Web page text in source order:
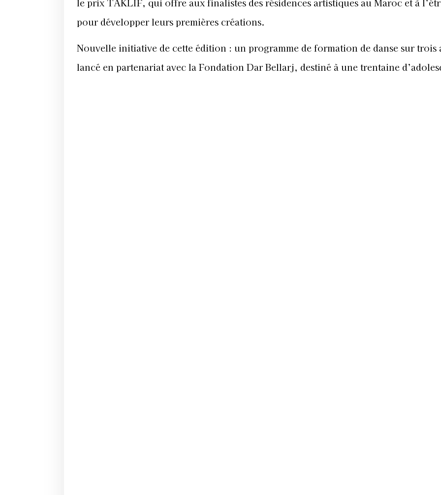
pour développer leurs premières créations.
Nouvelle initiative de cette édition : un programme de formation de danse sur trois
lancé en partenariat avec la Fondation Dar Bellarj, destiné à une trentaine